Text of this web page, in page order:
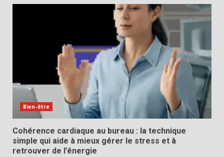
Bien-être
Cohérence cardiaque au bureau : la technique
simple qui aide à mieux gérer le stress et à
retrouver de l’énergie